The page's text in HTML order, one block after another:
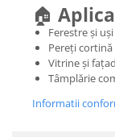
🏠
Ferestre și
Pereți cortină
Vitrine și
Tâmplărie
Informatii